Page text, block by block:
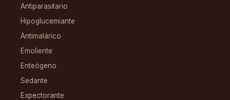
Antiparasitario
Hipoglucemiante
Antimalárico
Emoliente
Enteógeno
Sedante
Expectorante